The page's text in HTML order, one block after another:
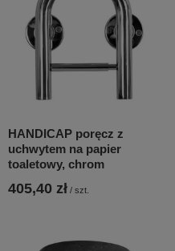
HANDICAP poręcz z
uchwytem na papier
toaletowy, chrom
405,40 zł / szt.